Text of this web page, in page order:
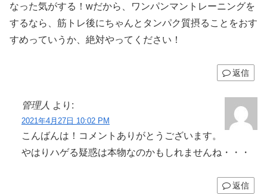
なった気がする！wだから、ワンパンマントレーニングを
するなら、筋トレ後にちゃんとタンパク質摂ることをおす
すめっていうか、絶対やってください！
返信
管理人 より:
2021年4月27日 10:02 PM
こんばんは！コメントありがとうございます。
やはりハゲる疑惑は本物なのかもしれませんね・・・
返信